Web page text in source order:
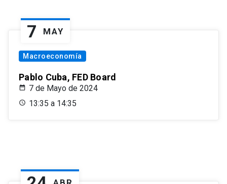
7 MAY
Macroeconomía
Pablo Cuba, FED Board
7 de Mayo de 2024
13:35 a 14:35